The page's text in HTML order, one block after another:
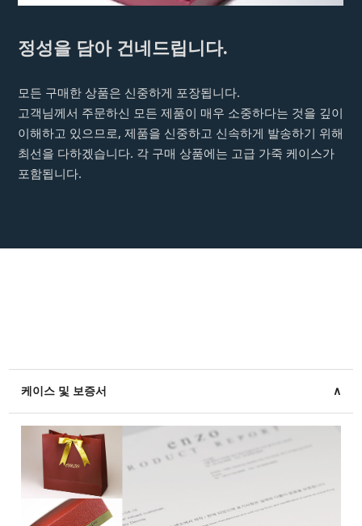
정성을 담아 건네드립니다.
모든 구매한 상품은 신중하게 포장됩니다.
고객님께서 주문하신 모든 제품이 매우 소중하다는 것을 깊이
이해하고 있으므로, 제품을 신중하고 신속하게 발송하기 위해
최선을 다하겠습니다. 각 구매 상품에는 고급 가죽 케이스가
포함됩니다.
케이스 및 보증서 ∧